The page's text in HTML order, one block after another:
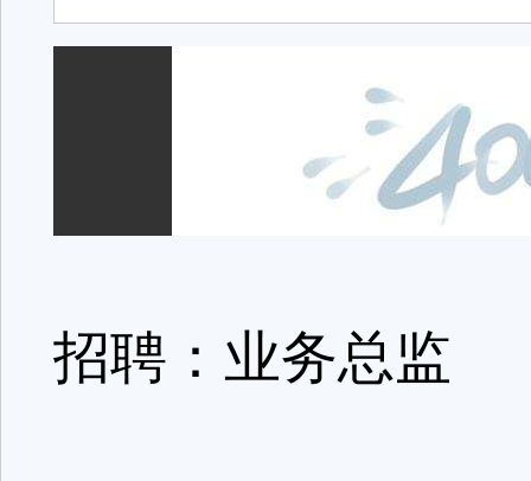
招聘：业务总监